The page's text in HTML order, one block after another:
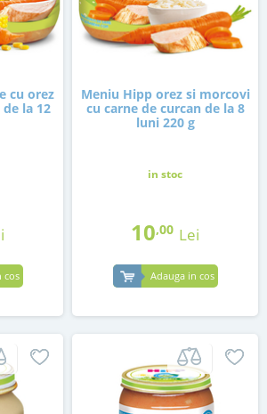
cu orez
la 12
cos
Meniu Hipp orez si morcovi
cu carne de curcan de la 8
luni 220 g
in stoc
10,00 Lei
Adauga in cos